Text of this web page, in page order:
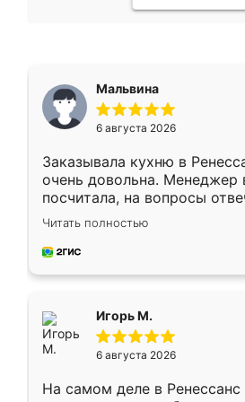
Мальвина
6 августа 2026
Заказывала кухню в
очень довольна. Менеджер
посчитала, на вопросы
Замерщик приехал в
делу со всей
за день, ребята работали
Читать полностью
Игорь М.
6 августа 2026
На самом деле в